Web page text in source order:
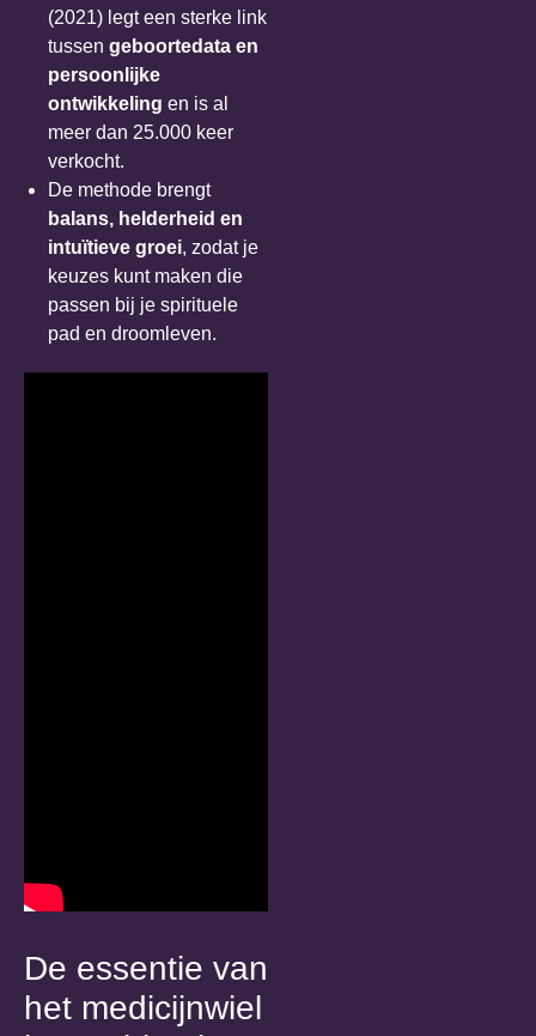
(2021) legt een sterke link
tussen geboortedata en
persoonlijke
ontwikkeling en is al
meer dan 25.000 keer
verkocht.
De methode brengt
balans, helderheid en
intuïtieve groei, zodat je
keuzes kunt maken die
passen bij je spirituele
pad en droomleven.
De essentie van
het medicijnwiel